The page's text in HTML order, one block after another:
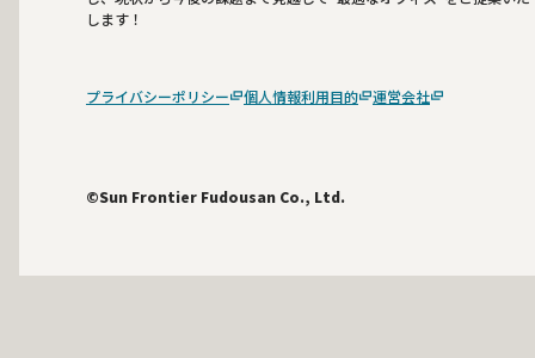
します！
プライバシーポリシー 個人情報利用目的 運営会社
©Sun Frontier Fudousan Co., Ltd.